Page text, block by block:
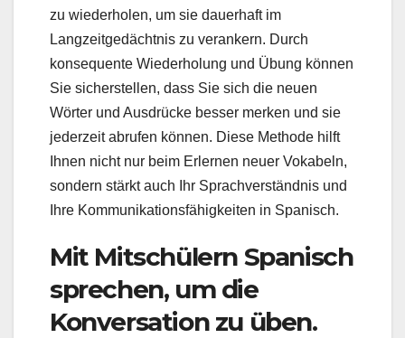
zu wiederholen, um sie dauerhaft im
Langzeitgedächtnis zu verankern. Durch
konsequente Wiederholung und Übung können
Sie sicherstellen, dass Sie sich die neuen
Wörter und Ausdrücke besser merken und sie
jederzeit abrufen können. Diese Methode hilft
Ihnen nicht nur beim Erlernen neuer Vokabeln,
sondern stärkt auch Ihr Sprachverständnis und
Ihre Kommunikationsfähigkeiten in Spanisch.
Mit Mitschülern Spanisch
sprechen, um die
Konversation zu üben.